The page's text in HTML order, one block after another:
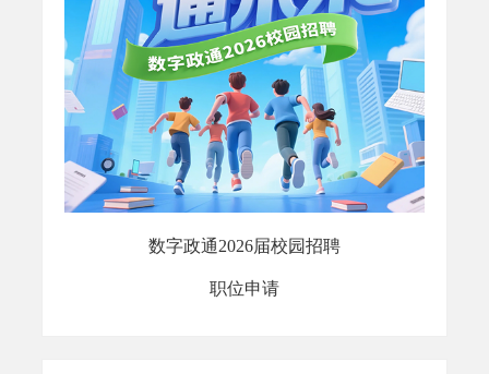
数字政通2026届校园招聘
职位申请